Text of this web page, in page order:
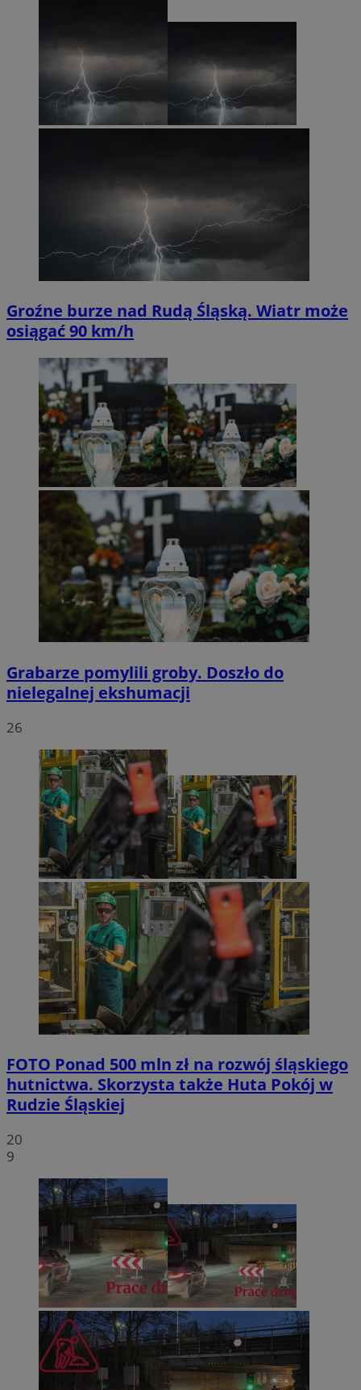
Groźne burze nad Rudą Śląską. Wiatr może
osiągać 90 km/h
Grabarze pomylili groby. Doszło do
nielegalnej ekshumacji
26
FOTO Ponad 500 mln zł na rozwój śląskiego
hutnictwa. Skorzysta także Huta Pokój w
Rudzie Śląskiej
20
9